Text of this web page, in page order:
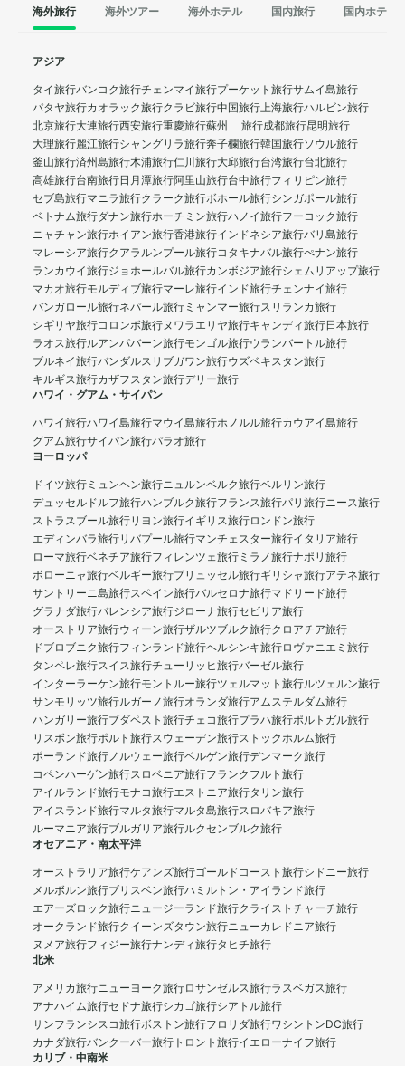
海外旅行 海外ツアー 海外ホテル 国内旅行 国内ホテル
アジア
タイ旅行バンコク旅行チェンマイ旅行プーケット旅行サムイ島旅行
パタヤ旅行カオラック旅行クラビ旅行中国旅行上海旅行ハルビン旅行
北京旅行大連旅行西安旅行重慶旅行蘇州 旅行成都旅行昆明旅行
大理旅行麗江旅行シャングリラ旅行奔子欄旅行韓国旅行ソウル旅行
釜山旅行済州島旅行木浦旅行仁川旅行大邱旅行台湾旅行台北旅行
高雄旅行台南旅行日月潭旅行阿里山旅行台中旅行フィリピン旅行
セブ島旅行マニラ旅行クラーク旅行ボホール旅行シンガポール旅行
ベトナム旅行ダナン旅行ホーチミン旅行ハノイ旅行フーコック旅行
ニャチャン旅行ホイアン旅行香港旅行インドネシア旅行バリ島旅行
マレーシア旅行クアラルンプール旅行コタキナバル旅行ぺナン旅行
ランカウイ旅行ジョホールバル旅行カンボジア旅行シェムリアップ旅行
マカオ旅行モルディブ旅行マーレ旅行インド旅行チェンナイ旅行
バンガロール旅行ネパール旅行 ミャンマー旅行スリランカ旅行
シギリヤ旅行コロンボ旅行ヌワラエリヤ旅行キャンディ旅行日本旅行
ラオス旅行ルアンパバーン旅行モンゴル旅行ウランバートル旅行
ブルネイ旅行バンダルスリブガワン旅行ウズベキスタン旅行
キルギス旅行カザフスタン旅行デリー旅行
ハワイ・グアム・サイパン
ハワイ旅行ハワイ島旅行マウイ島旅行ホノルル旅行カウアイ島旅行
グアム旅行サイパン旅行パラオ旅行
ヨーロッパ
ドイツ旅行 ミュンヘン旅行ニュルンベルク旅行ベルリン旅行
デュッセルドルフ旅行ハンブルク旅行フランス旅行パリ旅行ニース旅行
ストラスブール旅行リヨン旅行イギリス旅行ロンドン旅行
エディンバラ旅行リバプール旅行マンチェスター旅行イタリア旅行
ローマ旅行ベネチア旅行フィレンツェ旅行 ミラノ旅行ナポリ旅行
ボローニャ旅行ベルギー旅行ブリュッセル旅行ギリシャ旅行アテネ旅行
サントリーニ島旅行スペイン旅行バルセロナ旅行マドリード旅行
グラナダ旅行バレンシア旅行ジローナ旅行セビリア旅行
オーストリア旅行ウィーン旅行ザルツブルク旅行クロアチア旅行
ドブロブニク旅行フィンランド旅行ヘルシンキ旅行ロヴァニエミ旅行
タンペレ旅行スイス旅行チューリッヒ旅行バーゼル旅行
インターラーケン旅行モントルー旅行ツェルマット旅行ルツェルン旅行
サンモリッツ旅行ルガーノ旅行オランダ旅行アムステルダム旅行
ハンガリー旅行ブダペスト旅行チェコ旅行プラハ旅行ポルトガル旅行
リスボン旅行ポルト旅行スウェーデン旅行ストックホルム旅行
ポーランド旅行ノルウェー旅行ベルゲン旅行デンマーク旅行
コペンハーゲン旅行スロベニア旅行フランクフルト旅行
アイルランド旅行モナコ旅行エストニア旅行タリン旅行
アイスランド旅行マルタ旅行マルタ島旅行スロバキア旅行
ルーマニア旅行ブルガリア旅行ルクセンブルク旅行
オセアニア・南太平洋
オーストラリア旅行ケアンズ旅行ゴールドコースト旅行シドニー旅行
メルボルン旅行ブリスベン旅行ハミルトン・アイランド旅行
エアーズロック旅行ニュージーランド旅行クライストチャーチ旅行
オークランド旅行クイーンズタウン旅行ニューカレドニア旅行
ヌメア旅行フィジー旅行ナンディ旅行タヒチ旅行
北米
アメリカ旅行ニューヨーク旅行ロサンゼルス旅行ラスベガス旅行
アナハイム旅行セドナ旅行シカゴ旅行シアトル旅行
サンフランシスコ旅行ボストン旅行フロリダ旅行ワシントンDC旅行
カナダ旅行バンクーバー旅行 トロント旅行イエローナイフ旅行
カリブ・中南米